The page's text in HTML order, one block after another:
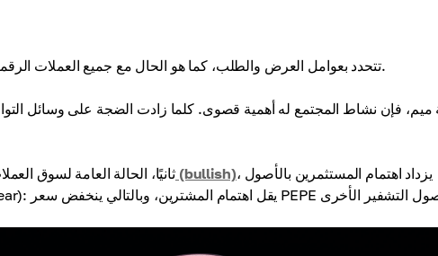
قيمة PEPE تتحدد بعوامل العرض والطلب، كما هو الحال مع جميع العملات الرقمية. وهناك عدة عوامل تؤثر على العرض والطلب.
ثانيًا، الحالة العامة لسوقالارتفاع (bullish)، يزداد اهتمام المستثمرين بالأصول